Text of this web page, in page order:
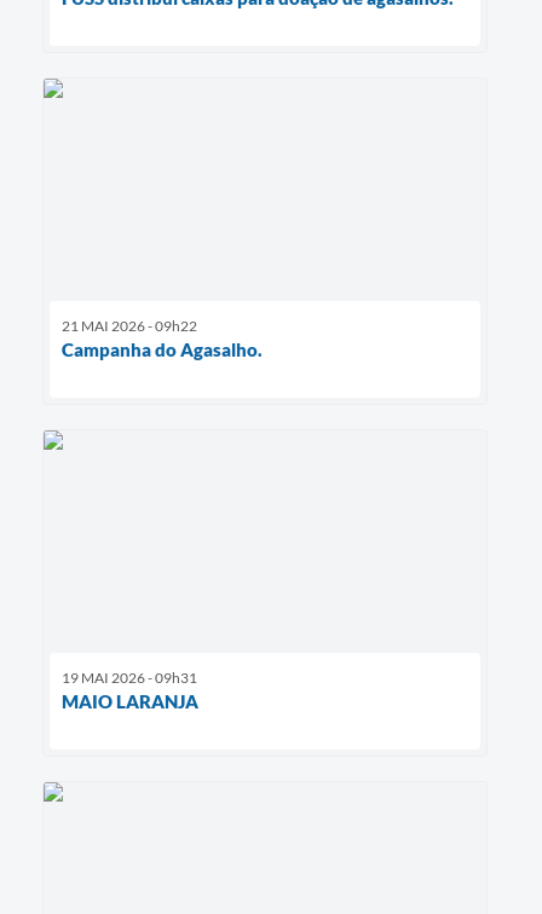
21 MAI 2026 - 09h22
Campanha do Agasalho.
19 MAI 2026 - 09h31
MAIO LARANJA